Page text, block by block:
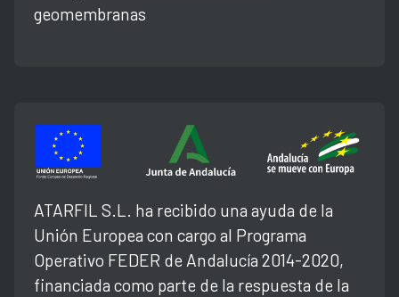
geomembranas
ATARFIL S.L. ha recibido una ayuda de la
Unión Europea con cargo al Programa
Operativo FEDER de Andalucía 2014-2020,
financiada como parte de la respuesta de la